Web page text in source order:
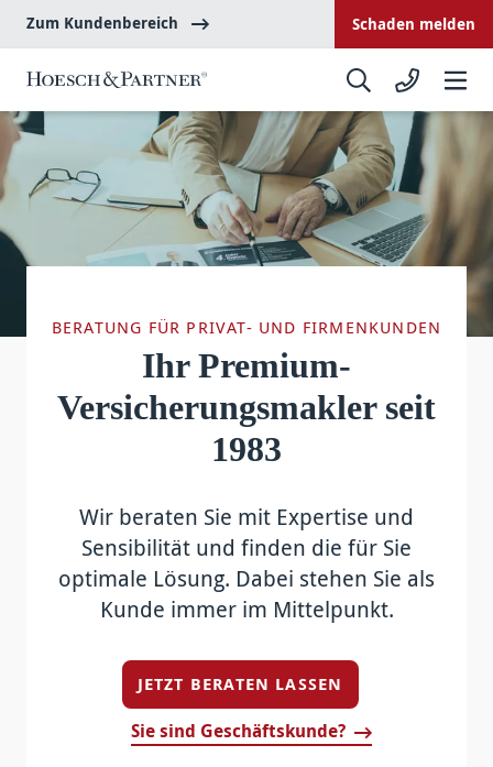
Zum Kundenbereich Schaden melden
Ihr Premium-
Versicherungs­makler seit
1983
BERATUNG FÜR PRIVAT- UND FIRMENKUNDEN
Wir beraten Sie mit Expertise und
Sensibilität und finden die für Sie
optimale Lö­sung. Dabei stehen Sie als
Kunde immer im Mittel­punkt.
JETZT BERATEN LASSEN
Sie sind Geschäftskunde?